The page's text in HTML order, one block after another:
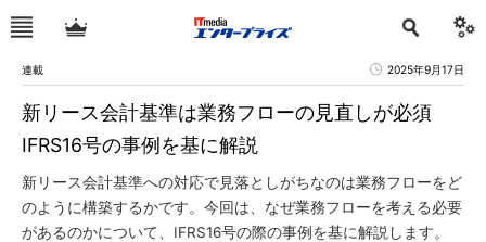
連載 2025年9月17日
新リース会計基準は業務フローの見直しが必須
IFRS16号の事例を基に解説
新リース会計基準への対応で見落としがちなのは業務フローをど
のように構築するかです。今回は、なぜ業務フローを考える必要
があるのかについて、IFRS16号の際の事例を基に解説します。